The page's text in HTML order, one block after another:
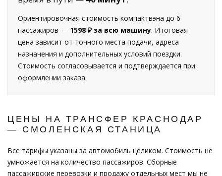
Ориентировочная стоимость компактвэна до 6
пассажиров — 1598 ₽ за всю машину. Итоговая
цена зависит от точного места подачи, адреса
назначения и дополнительных условий поездки.
Стоимость согласовывается и подтверждается при
оформлении заказа.
ЦЕНЫ НА ТРАНСФЕР КРАСНОДАР
— СМОЛЕНСКАЯ СТАНИЦА
Все тарифы указаны за автомобиль целиком. Стоимость не
умножается на количество пассажиров. Сборные
пассажирские перевозки и продажу отдельных мест мы не